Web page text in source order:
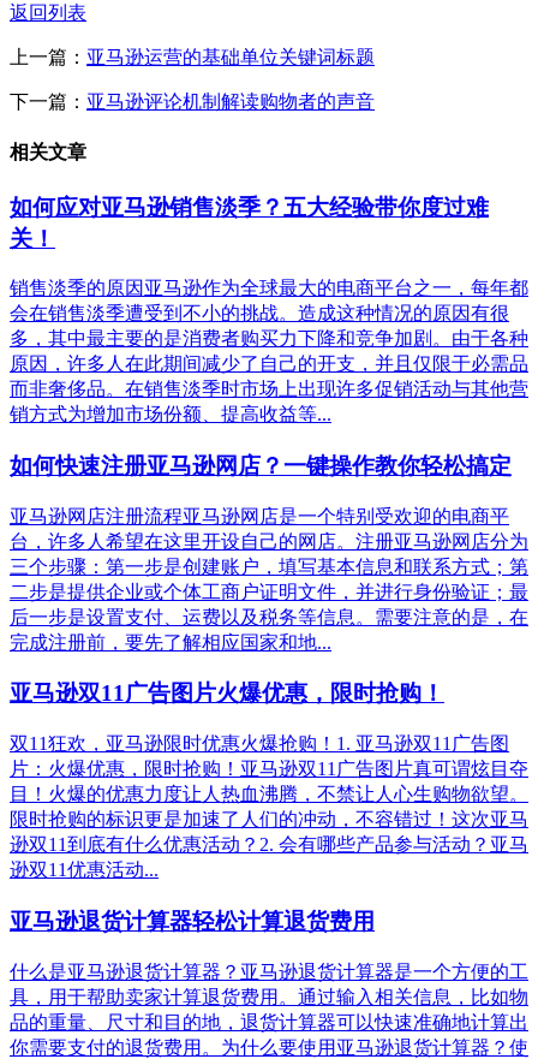
返回列表
上一篇： 亚马逊运营的基础单位关键词标题
下一篇： 亚马逊评论机制解读购物者的声音
相关文章
如何应对亚马逊销售淡季？五大经验带你度过难
关！
销售淡季的原因亚马逊作为全球最大的电商平台之一，每年都
会在销售淡季遭受到不小的挑战。造成这种情况的原因有很
多，其中最主要的是消费者购买力下降和竞争加剧。由于各种
原因，许多人在此期间减少了自己的开支，并且仅限于必需品
而非奢侈品。在销售淡季时市场上出现许多促销活动与其他营
销方式为增加市场份额、提高收益等...
如何快速注册亚马逊网店？一键操作教你轻松搞定
亚马逊网店注册流程亚马逊网店是一个特别受欢迎的电商平
台，许多人希望在这里开设自己的网店。注册亚马逊网店分为
三个步骤：第一步是创建账户，填写基本信息和联系方式；第
二步是提供企业或个体工商户证明文件，并进行身份验证；最
后一步是设置支付、运费以及税务等信息。需要注意的是，在
完成注册前，要先了解相应国家和地...
亚马逊双11广告图片火爆优惠，限时抢购！
双11狂欢，亚马逊限时优惠火爆抢购！1. 亚马逊双11广告图
片：火爆优惠，限时抢购！亚马逊双11广告图片真可谓炫目夺
目！火爆的优惠力度让人热血沸腾，不禁让人心生购物欲望。
限时抢购的标识更是加速了人们的冲动，不容错过！这次亚马
逊双11到底有什么优惠活动？2. 会有哪些产品参与活动？亚马
逊双11优惠活动...
亚马逊退货计算器轻松计算退货费用
什么是亚马逊退货计算器？亚马逊退货计算器是一个方便的工
具，用于帮助卖家计算退货费用。通过输入相关信息，比如物
品的重量、尺寸和目的地，退货计算器可以快速准确地计算出
你需要支付的退货费用。为什么要使用亚马逊退货计算器？使